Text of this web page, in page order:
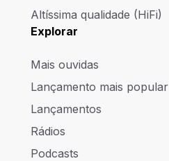
Altíssima qualidade (HiFi)
Explorar
Mais ouvidas
Lançamento mais popular
Lançamentos
Rádios
Podcasts